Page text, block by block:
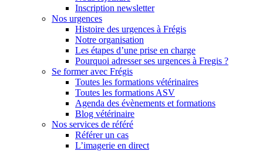
Inscription newsletter
Nos urgences
Histoire des urgences à Frégis
Notre organisation
Les étapes d’une prise en charge
Pourquoi adresser ses urgences à Fregis ?
Se former avec Frégis
Toutes les formations vétérinaires
Toutes les formations ASV
Agenda des évènements et formations
Blog vétérinaire
Nos services de référé
Référer un cas
L’imagerie en direct